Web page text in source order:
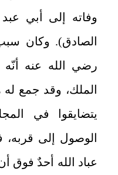
وفاته إلى أبي عبد
الصادق). وكان
رضي الله عنه
الملك، وقد جمع
يتضايقوا في
الوصول إلى
عباد الله أحدٌ فوق